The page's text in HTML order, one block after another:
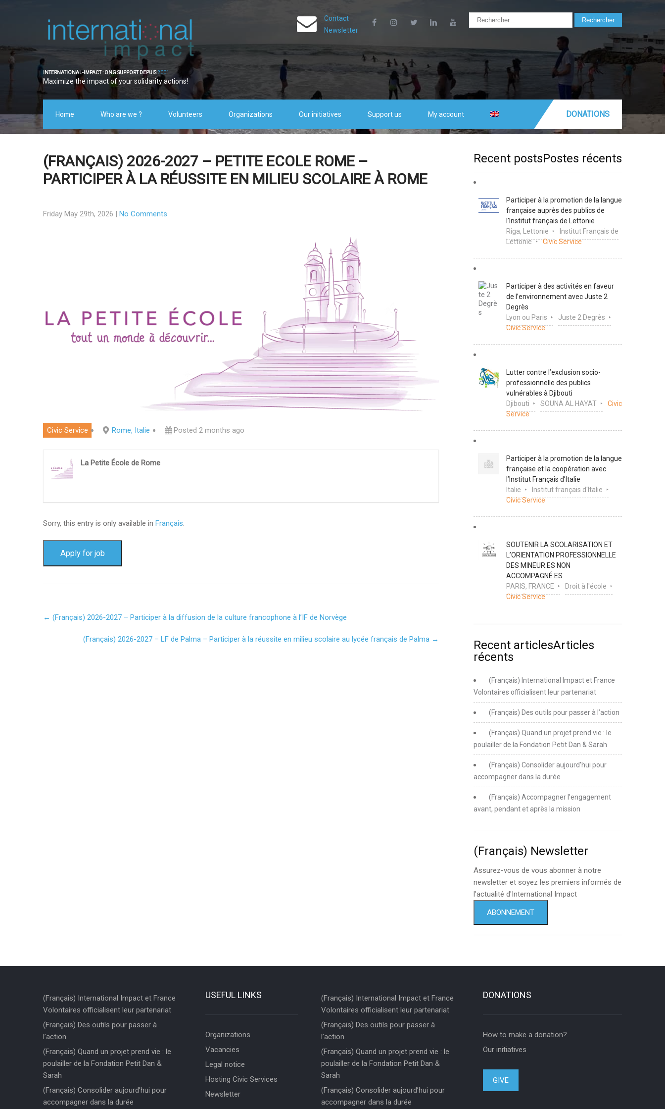
INTERNATIONAL-IMPACT : ONG SUPPORT DEPUIS2001
Maximize the impact of your solidarity actions!
Contact
Newsletter
Home Who are we ? Volunteers Organizations Our initiatives Support us My account DONATIONS
(FRANÇAIS) 2026-2027 – PETITE ECOLE ROME –
PARTICIPER À LA RÉUSSITE EN MILIEU SCOLAIRE À ROME
Friday May 29th, 2026 No Comments
Civic Service Rome, Italie Posted 2 months ago
La Petite École de Rome
Sorry, this entry is only available in Français.
Post
navigation
← (Français) 2026-2027 – Participer à la diffusion de la culture francophone à l’IF de Norvège
(Français) 2026-2027 – LF de Palma – Participer à la réussite en milieu scolaire au lycée français de Palma →
Recent postsPostes récents
Participer à la promotion de la langue
française auprès des publics de
l’Institut français de Lettonie
Riga, Lettonie
Institut Français de
Lettonie
Civic Service
Participer à des activités en faveur
de l’environnement avec Juste 2
Degrès
Lyon ou Paris
Juste 2 Degrès
Civic Service
Lutter contre l’exclusion socio-
professionnelle des publics
vulnérables à Djibouti
Djibouti
SOUNA AL HAYAT
Civic
Service
Participer à la promotion de la langue
française et la coopération avec
l’Institut Français d’Italie
Italie
Institut français d'Italie
Civic Service
SOUTENIR LA SCOLARISATION ET
L’ORIENTATION PROFESSIONNELLE
DES MINEUR.ES NON
ACCOMPAGNÉ.ES
PARIS, FRANCE
Droit à l'école
Civic Service
Recent articlesArticles
récents
(Français) International Impact et France
Volontaires officialisent leur partenariat
(Français) Des outils pour passer à l’action
(Français) Quand un projet prend vie : le
poulailler de la Fondation Petit Dan & Sarah
(Français) Consolider aujourd’hui pour
accompagner dans la durée
(Français) Accompagner l’engagement
avant, pendant et après la mission
(Français) Newsletter
Assurez-vous de vous abonner à notre
newsletter et soyez les premiers informés de
l'actualité d'International Impact
ABONNEMENT
(Français) International Impact et France
Volontaires officialisent leur partenariat
(Français) Des outils pour passer à
l’action
(Français) Quand un projet prend vie : le
poulailler de la Fondation Petit Dan &
Sarah
(Français) Consolider aujourd’hui pour
accompagner dans la durée
USEFUL LINKS
Organizations
Vacancies
Legal notice
Hosting Civic Services
Newsletter
(Français) International Impact et France
Volontaires officialisent leur partenariat
(Français) Des outils pour passer à
l’action
(Français) Quand un projet prend vie : le
poulailler de la Fondation Petit Dan &
Sarah
(Français) Consolider aujourd’hui pour
accompagner dans la durée
DONATIONS
How to make a donation?
Our initiatives
GIVE